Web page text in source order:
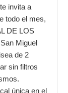
invita a
todo el mes,
DE LOS
Miguel
de 2
sin filtros
única en el